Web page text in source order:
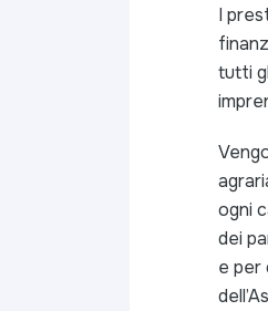
I
tutti
ogni
dei
e per